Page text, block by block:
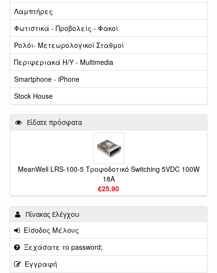
Λαμπτήρες
Φωτιστικά - Προβολείς - Φακοί
Ρολόι- Μετεωρολογικοί Σταθμοί
Περιφεριακά Η/Υ - Multimedia
Smartphone - iPhone
Stock House
Είδατε πρόσφατα
MeanWell LRS-100-5 Τροφοδοτικό Switching 5VDC 100W
18A
€25.90
Πίνακας Ελέγχου
Είσοδος Μέλους
Ξεχάσατε το password;
Εγγραφή